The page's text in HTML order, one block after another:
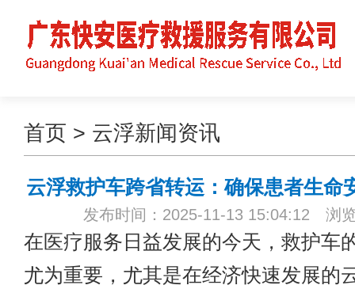
首页 > 云浮新闻资讯
云浮救护车跨省转运：确保患者生命
发布时间：2025-11-13 15:04:12 浏
在医疗服务日益发展的今天，救护车
尤为重要，尤其是在经济快速发展的